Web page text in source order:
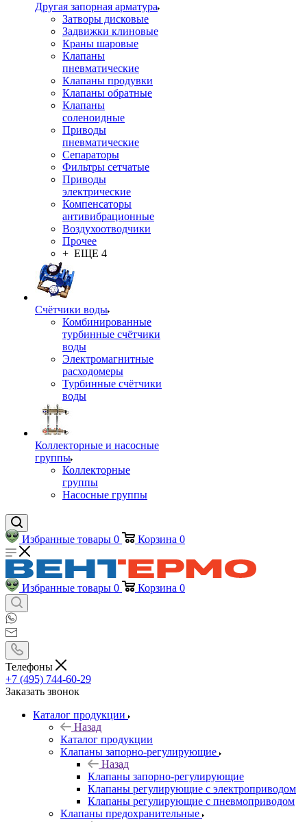
Другая запорная арматура
Затворы дисковые
Задвижки клиновые
Краны шаровые
Клапаны
пневматические
Клапаны продувки
Клапаны обратные
Клапаны
соленоидные
Приводы
пневматические
Сепараторы
Фильтры сетчатые
Приводы
электрические
Компенсаторы
антивибрационные
Воздухоотводчики
Прочее
+ ЕЩЕ 4
Счётчики воды
Комбинированные
турбинные счётчики
воды
Электромагнитные
расходомеры
Турбинные счётчики
воды
Коллекторные и насосные
группы
Коллекторные
группы
Насосные группы
Избранные товары 0 Корзина 0
Избранные товары 0 Корзина 0
Телефоны
+7 (495) 744-60-29
Заказать звонок
Каталог продукции
Назад
Каталог продукции
Клапаны запорно-регулирующие
Назад
Клапаны запорно-регулирующие
Клапаны регулирующие с электроприводом
Клапаны регулирующие с пневмоприводом
Клапаны предохранительные